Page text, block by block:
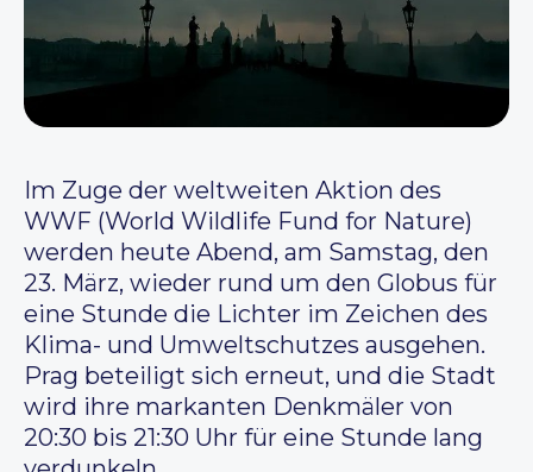
Im Zuge der weltweiten Aktion des
WWF (World Wildlife Fund for Nature)
werden heute Abend, am Samstag, den
23. März, wieder rund um den Globus für
eine Stunde die Lichter im Zeichen des
Klima- und Umweltschutzes ausgehen.
Prag beteiligt sich erneut, und die Stadt
wird ihre markanten Denkmäler von
20:30 bis 21:30 Uhr für eine Stunde lang